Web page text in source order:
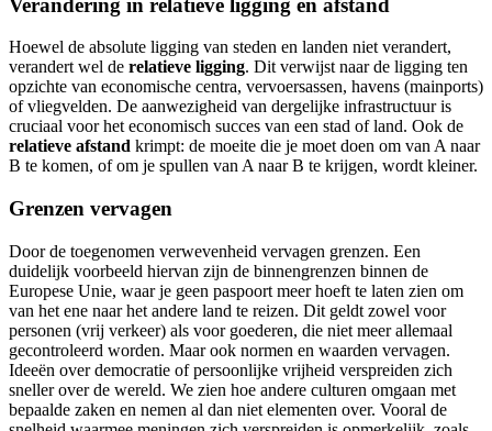
Hoewel de absolute ligging van steden en landen niet verandert,
verandert wel de relatieve ligging. Dit verwijst naar de ligging ten
opzichte van economische centra, vervoersassen, havens (mainports)
of vliegvelden. De aanwezigheid van dergelijke infrastructuur is
cruciaal voor het economisch succes van een stad of land. Ook de
relatieve afstand krimpt: de moeite die je moet doen om van A naar
B te komen, of om je spullen van A naar B te krijgen, wordt kleiner.
Grenzen vervagen
Door de toegenomen verwevenheid vervagen grenzen. Een
duidelijk voorbeeld hiervan zijn de binnengrenzen binnen de
Europese Unie, waar je geen paspoort meer hoeft te laten zien om
van het ene naar het andere land te reizen. Dit geldt zowel voor
personen (vrij verkeer) als voor goederen, die niet meer allemaal
gecontroleerd worden. Maar ook normen en waarden vervagen.
Ideeën over democratie of persoonlijke vrijheid verspreiden zich
sneller over de wereld. We zien hoe andere culturen omgaan met
bepaalde zaken en nemen al dan niet elementen over. Vooral de